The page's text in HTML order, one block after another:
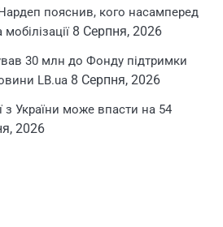
Нардеп пояснив, кого насамперед
8 Серпня, 2026
30 млн до Фонду підтримки
LB.ua 8 Серпня, 2026
з України може впасти на 54
2026